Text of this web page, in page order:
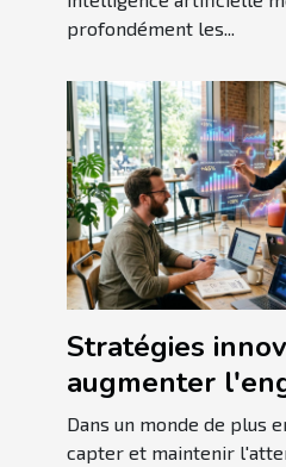
profondément les...
Stratégies
augmenter
client en ligne
Dans un monde de plus
capter et maintenir